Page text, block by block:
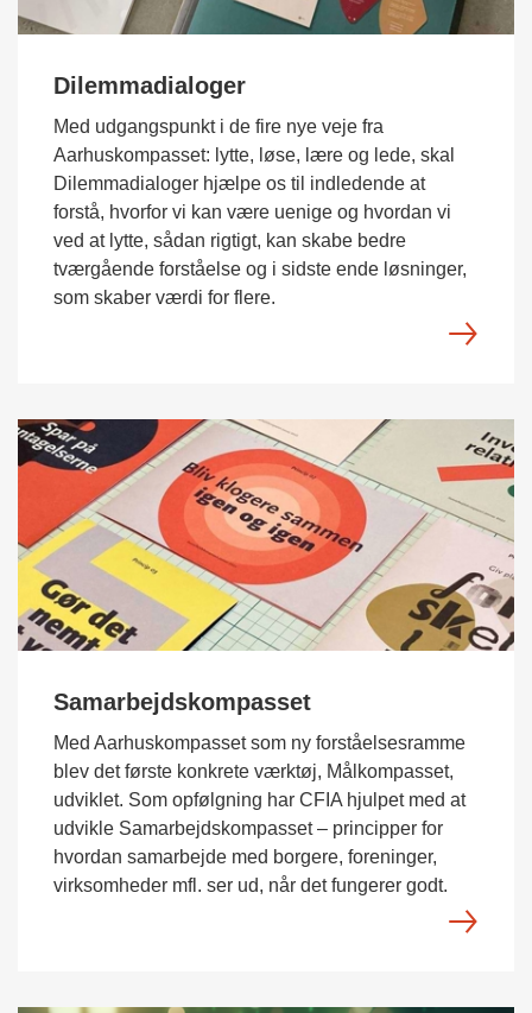
Dilemmadialoger
Med udgangspunkt i de fire nye veje fra
Aarhuskompasset: lytte, løse, lære og lede, skal
Dilemmadialoger hjælpe os til indledende at
forstå, hvorfor vi kan være uenige og hvordan vi
ved at lytte, sådan rigtigt, kan skabe bedre
tværgående forståelse og i sidste ende løsninger,
som skaber værdi for flere.
Samarbejdskompasset
Med Aarhuskompasset som ny forståelsesramme
blev det første konkrete værktøj, Målkompasset,
udviklet. Som opfølgning har CFIA hjulpet med at
udvikle Samarbejdskompasset – principper for
hvordan samarbejde med borgere, foreninger,
virksomheder mfl. ser ud, når det fungerer godt.